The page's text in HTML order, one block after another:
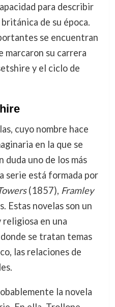
para describir
de su época.
se encuentran
marcaron su carrera
y el ciclo de
cuyo nombre hace
en la que se
duda uno de los más
serie está formada por
(1857), Framley
Estas novelas son un
en una
se tratan temas
las relaciones de
la novela